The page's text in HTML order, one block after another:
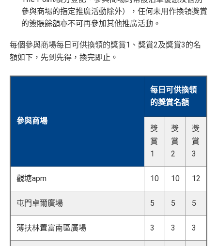
參與商場的指定推廣活動除外），任何未用作換領獎賞
的簽賬餘額亦不可再參加其他推廣活動。
每個參與商場每日可供換領的獎賞1、獎賞2及獎賞3的名
額如下，先到先得，換完即止。
參與商場
每日可供換領
的獎賞名額
獎
賞
1
獎
賞
2
獎
賞
3
觀塘apm 10 10 12
屯門卓爾廣場 5 5 5
薄扶林置富南區廣場 3 3 3